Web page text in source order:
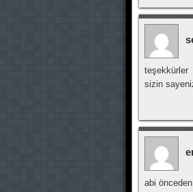
teşekkürler
sizin
abi